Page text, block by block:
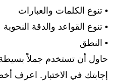
• تنوع الكلمات والعبارات
• تنوع القواعد والدقة النحوية
• النطق
حاول أن تستخدم جملاً بسيطة
إجابتك في الاختبار. اعرف